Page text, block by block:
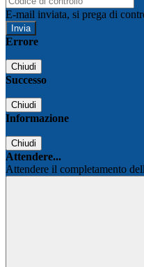
E-mail inviata, si prega di
Errore
Chiudi
Successo
Chiudi
Informazione
Chiudi
Attendere...
Attendere il completamento